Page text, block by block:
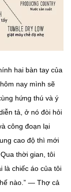
hai bàn tay của
nay mình sẽ
hứng thú và ý
tả, ở nó đòi hỏi
công đoạn lại
cao độ thì mới
thời gian, tôi
là chiếc áo của tôi
nào.” — Thợ cả